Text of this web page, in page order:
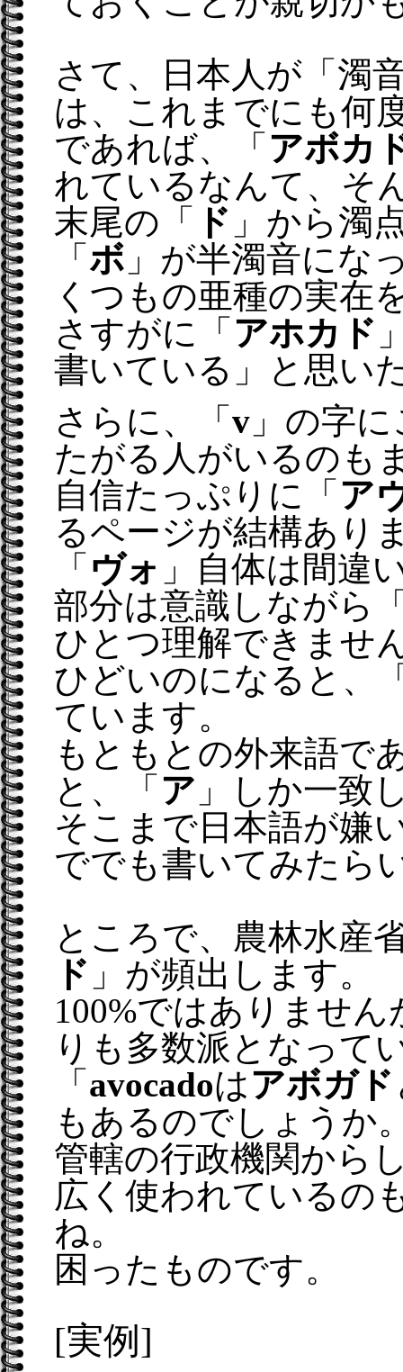
さて、日本人が「濁
は、これまでにも何
であれば、「 アボカ
れているなんて、そ
末尾の「
ド 」から濁
「 ボ 」が半濁音にな
くつもの亜種の実在
さすがに「 アホカド
書いている」と思い
さらに、「 v 」の字
たがる人がいるのも
自信たっぷりに「 ア
るページが結構あり
「 ヴォ 」自体は間違
部分は意識しながら
ひとつ理解できませ
ひどいのになると、
ています。
もともとの外来語で
と、「 ア 」しか一致
そこまで日本語が嫌
ででも書いてみたら
ところで、農林水産
ド 」が頻出します。
100%ではありませ
りも多数派となって
「 avocadoはアボガド
もあるのでしょうか
管轄の行政機関から
広く使われているの
ね。
困ったものです。
[実例]